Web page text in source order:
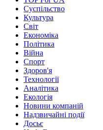
Суспiльство
Культура
Світ
Економіка
Політика
Війна
Спорт
Здоров'я
Технології
Аналітика
Екологія
Новини компаній
Надзвичайні події
Досьє